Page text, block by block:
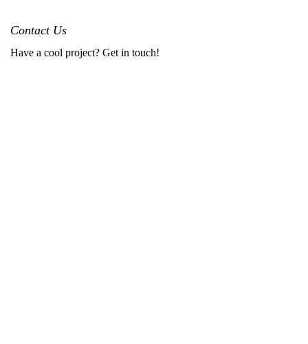
Contact Us
Have a cool project? Get in touch!